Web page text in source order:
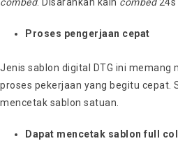
Proses pengerjaan cepat
Jenis sablon digital DTG ini memang
proses pekerjaan yang begitu cepat.
mencetak sablon satuan.
Dapat mencetak sablon full